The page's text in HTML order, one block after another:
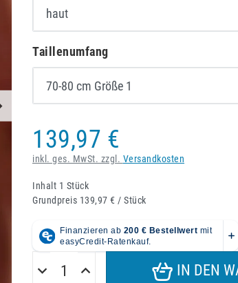
Taillenumfang
139,97 €
inkl. ges. MwSt. zzgl. Versandkosten
Inhalt 1 Stück
Grundpreis 139,97 € / Stück
IN DEN